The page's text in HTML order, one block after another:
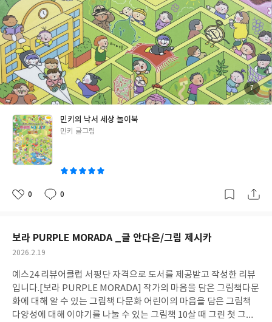
다른 그림 찾기, 대칭놀이, 색칠하기, 미로찾기 등 다양한 활동들로
관찰력도 기르고,귀여운 요소들을 찾아보고 또 모방하는 과정을 통
해 상상력과 표현력을 키울 수 있었다. 다양한 활동들을 통해 관찰하
면서 상상하면서, 생각하는 힘을 키우고, 표현할 수 있는 활동북이
자 놀이북이라 너무 마음에 들고 힐링하는 시간을 보낼 수 있었다.
언제왔는지 모를 정도로 바쁜 일상에서 받게 된 책이라, 펼쳐볼 시
간이 없어 리뷰가 많이 늦어졌지만ㅠㅠㅠ책을 펼치며 유아들이 너
무 좋아할 것 같아 기뻤고,또 함께 할 수 있는 활동에 대한 아이디어
를 얻으면서 힐링한 시간이 되었다. #민키의낙서세상놀이북
어클럽리뷰
첨
부
된
사
7
민키의 낙서 세상 놀이북
글
민키 글그림
좋
0
댓
0
작
보라 PURPLE MORADA _글 안다은/그림 제시카
작
일
2026.2.19
예스24 리뷰어클럽 서평단 자격으로 도서를 제공받고 작성한 리뷰
입니다. [보라 PURPLE MORADA] 작가의 마음을 담은 그림책다문
화에 대해 알 수 있는 그림책 다문화 어린이의 마음을 담은 그림책
다양성에 대해 이야기를 나눌 수 있는 그림책 10살 때 그린 첫 그림